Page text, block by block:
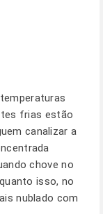
frias estão
canalizar a
chove no
isso, no
nublado com